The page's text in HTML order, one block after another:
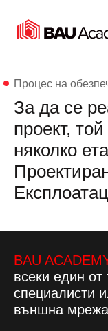
Процес на
За да се
проект,
няколко
BAU
всеки един от
специалисти
външна мрежа